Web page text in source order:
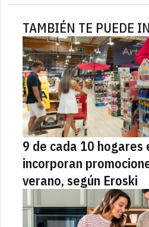
TAMBIÉN TE PUEDE
9 de cada 10 hogares
incorporan
verano, según Eroski